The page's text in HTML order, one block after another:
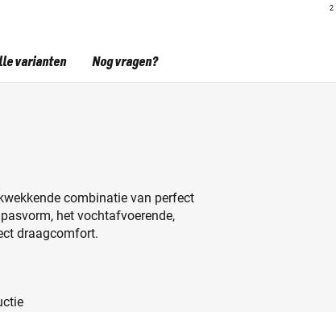
2
combinatie van perfect
het vochtafvoerende,
draagcomfort.
varianten Nog vragen?